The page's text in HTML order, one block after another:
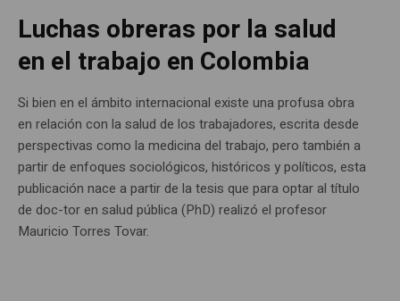
Luchas obreras por la salud
en el trabajo en Colombia
Si bien en el ámbito internacional existe una profusa obra
en relación con la salud de los trabajadores, escrita desde
perspectivas como la medicina del trabajo, pero también a
partir de enfoques sociológicos, históricos y políticos, esta
publicación nace a partir de la tesis que para optar al título
de doc-tor en salud pública (PhD) realizó el profesor
Mauricio Torres Tovar.